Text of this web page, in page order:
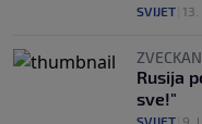
SVIJET 13.
Rusija
sve!"
SVIJET 9.